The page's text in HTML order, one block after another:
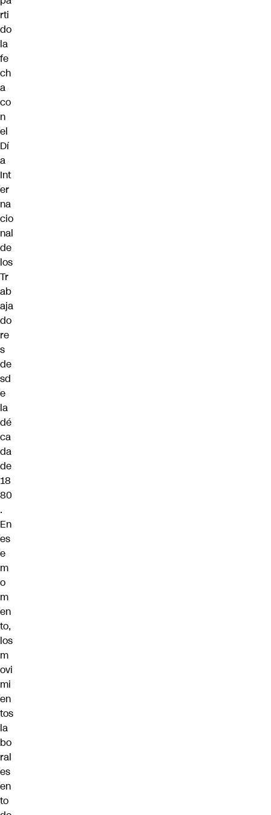
rti
do
la
fe
ch
a
co
n
el
Dí
a
Int
er
na
cio
nal
de
los
Tr
ab
aja
do
re
s
de
sd
e
la
dé
ca
da
de
18
80
.
En
es
e
m
o
m
en
to,
los
m
ovi
mi
en
tos
la
bo
ral
es
en
to